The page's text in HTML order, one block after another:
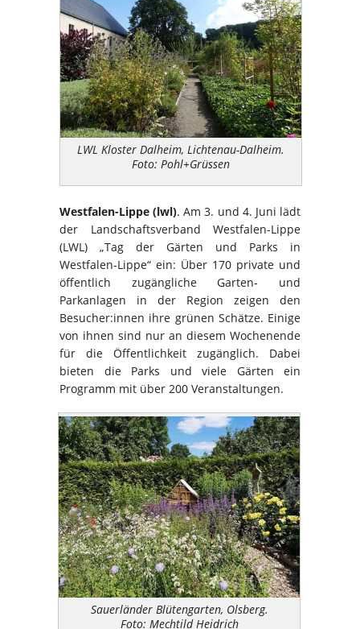
LWL Kloster Dalheim, Lichtenau-Dalheim.
Foto: Pohl+Grüssen
Westfalen-Lippe (lwl). Am 3. und 4. Juni lädt
der Landschaftsverband Westfalen-Lippe
(LWL) „Tag der Gärten und Parks in
Westfalen-Lippe“ ein: Über 170 private und
öffentlich zugängliche Garten- und
Parkanlagen in der Region zeigen den
Besucher:innen ihre grünen Schätze. Einige
von ihnen sind nur an diesem Wochenende
für die Öffentlichkeit zugänglich. Dabei
bieten die Parks und viele Gärten ein
Programm mit über 200 Veranstaltungen.
Sauerländer Blütengarten, Olsberg.
Foto: Mechtild Heidrich